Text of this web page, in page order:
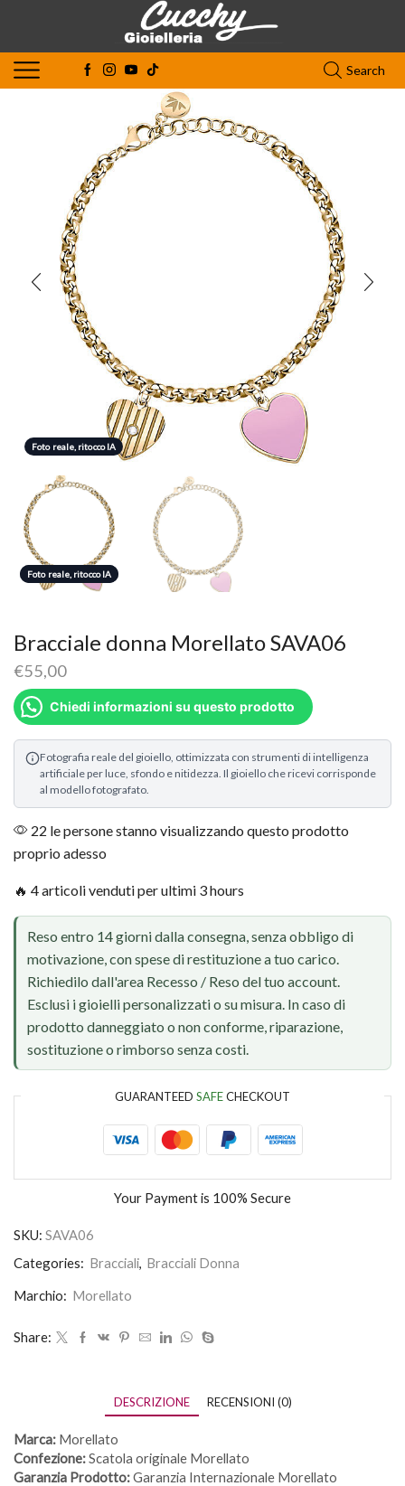
Search
Foto reale, ritocco IA
Foto reale, ritocco IA
Foto reale, ritocco IA
Bracciale donna Morellato SAVA06
€55,00
Chiedi informazioni su questo prodotto
Fotografia reale del gioiello, ottimizzata con strumenti di intelligenza
artificiale per luce, sfondo e nitidezza. Il gioiello che ricevi corrisponde
al modello fotografato.
22 le persone stanno visualizzando questo prodotto
proprio adesso
🔥 4 articoli venduti per ultimi 3 hours
Reso entro 14 giorni dalla consegna, senza obbligo di
motivazione, con spese di restituzione a tuo carico.
Richiedilo dall'area Recesso / Reso del tuo account.
Esclusi i gioielli personalizzati o su misura. In caso di
prodotto danneggiato o non conforme, riparazione,
sostituzione o rimborso senza costi.
GUARANTEED SAFECHECKOUT
Your Payment is 100% Secure
SKU: SAVA06
Categories: Bracciali, Bracciali Donna
Marchio: Morellato
Share:
DESCRIZIONE RECENSIONI (0)
Marca: Morellato
Confezione:Scatola originale Morellato
Garanzia Prodotto:Garanzia Internazionale Morellato